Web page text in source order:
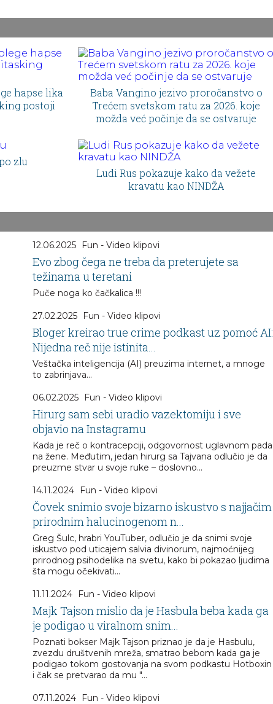
hapse lika
postoji
Baba Vangino jezivo proročanstvo o
Trećem svetskom ratu za 2026. koje
možda već počinje da se ostvaruje
zlu
Ludi Rus pokazuje kako da vežete
kravatu kao NINDŽA
12.06.2025 Fun - Video klipovi
Evo zbog čega ne treba da preterujete sa
težinama u teretani
Puče noga ko čačkalica !!!
27.02.2025 Fun - Video klipovi
Bloger kreirao true crime podkast uz pomoć AI:
Nijedna reč nije istinita...
Veštačka inteligencija (AI) preuzima internet, a mnoge
to zabrinjava…
06.02.2025 Fun - Video klipovi
Hirurg sam sebi uradio vazektomiju i sve
objavio na Instagramu
Kada je reč o kontracepciji, odgovornost uglavnom pada
na žene. Međutim, jedan hirurg sa Tajvana odlučio je da
preuzme stvar u svoje ruke – doslovno…
14.11.2024 Fun - Video klipovi
Čovek snimio svoje bizarno iskustvo s najjačim
prirodnim halucinogenom n...
Greg Šulc, hrabri YouTuber, odlučio je da snimi svoje
iskustvo pod uticajem salvia divinorum, najmoćnijeg
prirodnog psihodelika na svetu, kako bi pokazao ljudima
šta mogu očekivati...
11.11.2024 Fun - Video klipovi
Majk Tajson mislio da je Hasbula beba kada ga
je podigao u viralnom snim...
Poznati bokser Majk Tajson priznao je da je Hasbulu,
zvezdu društvenih mreža, smatrao bebom kada ga je
podigao tokom gostovanja na svom podkastu Hotboxin
i čak se pretvarao da mu "...
07.11.2024 Fun - Video klipovi